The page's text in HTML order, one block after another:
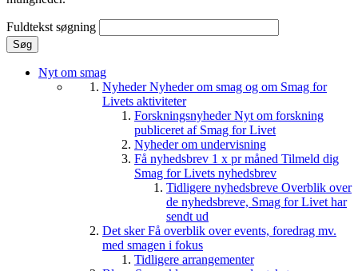
Fuldtekst søgning
Nyt om smag
NyhederNyheder om smag og om Smag for
Livets aktiviteter
ForskningsnyhederNyt om forskning
publiceret af Smag for Livet
Nyheder om undervisning
Få nyhedsbrev 1 x pr måned Tilmeld dig
Smag for Livets nyhedsbrev
Tidligere nyhedsbreve Overblik over
de nyhedsbreve, Smag for Livet har
sendt ud
Det skerFå overblik over events, foredrag mv.
med smagen i fokus
Tidligere arrangementer